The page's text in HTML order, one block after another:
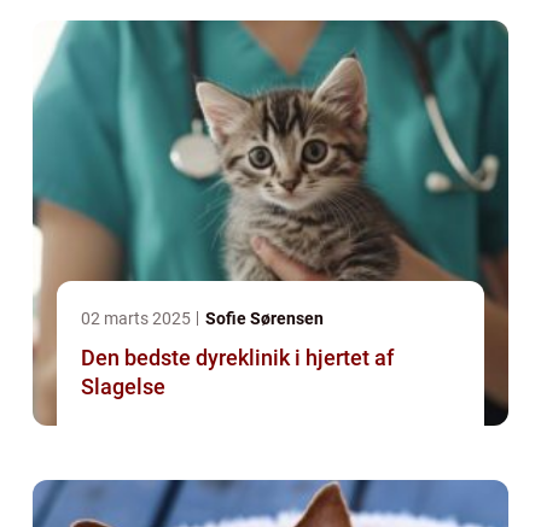
02 marts 2025 Sofie Sørensen
Den bedste dyreklinik i hjertet af
Slagelse